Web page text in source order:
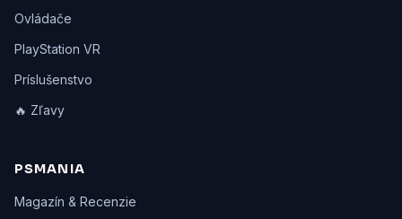
Ovládače
PlayStation VR
Príslušenstvo
🔥 Zľavy
PSMANIA
Magazín & Recenzie